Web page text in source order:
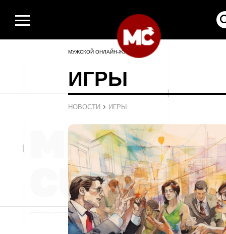
МУЖСКОЙ ОНЛАЙН-ЖУРНАЛ
ИГРЫ
НОВОСТИ › ИГРЫ